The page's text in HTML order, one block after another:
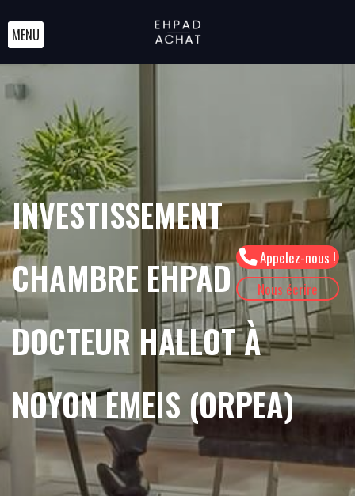
Appelez-nous !
Nous écrire
MENU
INVESTISSEMENT
CHAMBRE EHPAD
DOCTEUR HALLOT À
NOYON EMEIS (ORPEA)